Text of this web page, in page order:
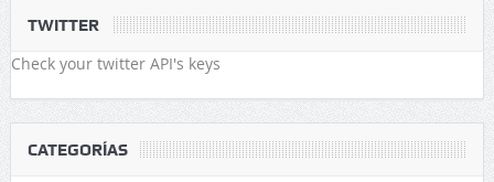
TWITTER
Check your twitter API's keys
CATEGORÍAS